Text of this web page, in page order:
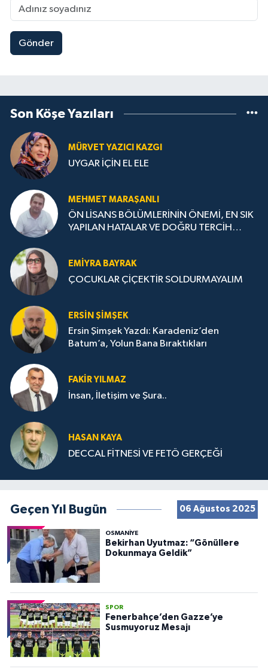
Gönder
Son Köşe Yazıları
MÜRVET YAZICI KAZGI
UYGAR İÇİN EL ELE
MEHMET MARAŞANLI
ÖN LİSANS BÖLÜMLERİNİN ÖNEMİ, EN SIK
YAPILAN HATALAR VE DOĞRU TERCİH
EMIYRA BAYRAK
ÇOCUKLAR ÇİÇEKTİR SOLDURMAYALIM
ERSIN ŞIMŞEK
Ersin Şimşek Yazdı: Karadeniz’den
Batum’a, Yolun Bana Bıraktıkları
FAKIR YILMAZ
İnsan, İletişim ve Şura..
HASAN KAYA
DECCAL FİTNESİ VE FETÖ GERÇEĞİ
Geçen Yıl Bugün 06 Ağustos 2025
OSMANIYE
Bekirhan Uyutmaz: “Gönüllere
Dokunmaya Geldik”
SPOR
Fenerbahçe’den Gazze’ye
Susmuyoruz Mesajı